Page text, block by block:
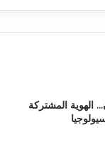
الهوية المشتركة